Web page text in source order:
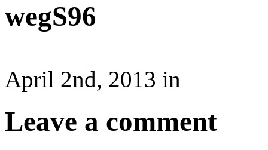
wegS96
April 2nd, 2013 in
Leave a comment